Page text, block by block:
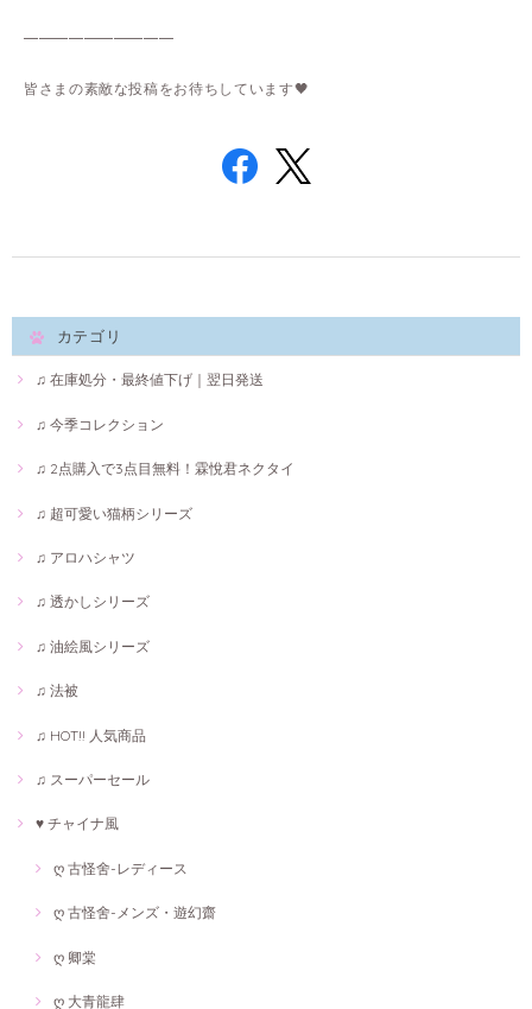
━━━━━━━━━━
皆さまの素敵な投稿をお待ちしています🖤
カテゴリ
♫ 在庫処分・最終値下げ｜翌日発送
♫ 今季コレクション
♫ 2点購入で3点目無料！霖悅君ネクタイ
♫ 超可愛い猫柄シリーズ
♫ アロハシャツ
♫ 透かしシリーズ
♫ 油絵風シリーズ
♫ 法被
♫ HOT!! 人気商品
♫ スーパーセール
♥ チャイナ風
ღ 古怪舍-レディース
ღ 古怪舍-メンズ・遊幻齋
ღ 卿棠
ღ 大青龍肆